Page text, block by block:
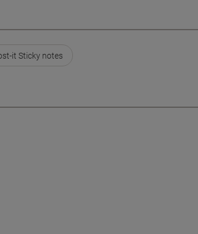
it Sticky notes